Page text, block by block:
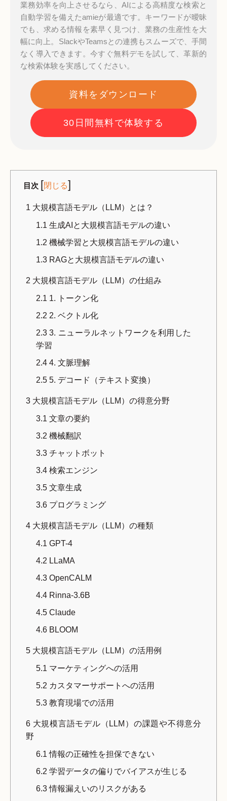
業務効率を向上させるなら、AIによる高精度な検索と
自動学習を備えたamieが最適です。キーワードが曖昧
でも、求める情報を素早く見つけ、業務の生産性を大
幅に向上。SlackやTeamsとの連携もスムーズで、手間
なく導入できます。今すぐ無料デモを試して、革新的
な検索体験を実感してください。
資料をダウンロード
30日間無料で体験する
目次 [閉じる]
1 大規模言語モデル（LLM）とは？
1.1 生成AIと大規模言語モデルの違い
1.2 機械学習と大規模言語モデルの違い
1.3 RAGと大規模言語モデルの違い
2 大規模言語モデル（LLM）の仕組み
2.1 1. トークン化
2.2 2. ベクトル化
2.3 3. ニューラルネットワークを利用した
学習
2.4 4. 文脈理解
2.5 5. デコード（テキスト変換）
3 大規模言語モデル（LLM）の得意分野
3.1 文章の要約
3.2 機械翻訳
3.3 チャットボット
3.4 検索エンジン
3.5 文章生成
3.6 プログラミング
4 大規模言語モデル（LLM）の種類
4.1 GPT-4
4.2 LLaMA
4.3 OpenCALM
4.4 Rinna-3.6B
4.5 Claude
4.6 BLOOM
5 大規模言語モデル（LLM）の活用例
5.1 マーケティングへの活用
5.2 カスタマーサポートへの活用
5.3 教育現場での活用
6 大規模言語モデル（LLM）の課題や不得意分
野
6.1情報の正確性を担保できない
6.2 学習データの偏りでバイアスが生じる
6.3情報漏えいのリスクがある